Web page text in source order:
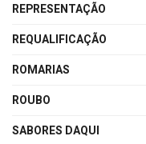
REPRESENTAÇÃO
REQUALIFICAÇÃO
ROMARIAS
ROUBO
SABORES DAQUI